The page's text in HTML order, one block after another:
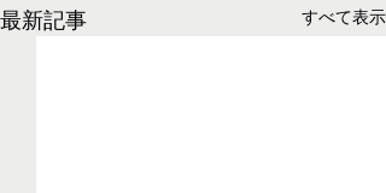
最新記事 すべて表示